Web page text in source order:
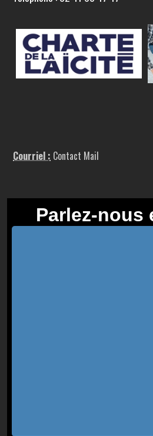
Courriel : Contact Mail